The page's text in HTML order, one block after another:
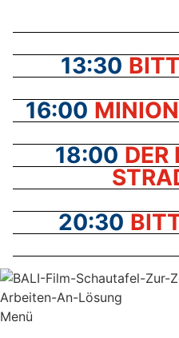
Inhalt
13:30
16:00
18:00 DER
20:30
Menü